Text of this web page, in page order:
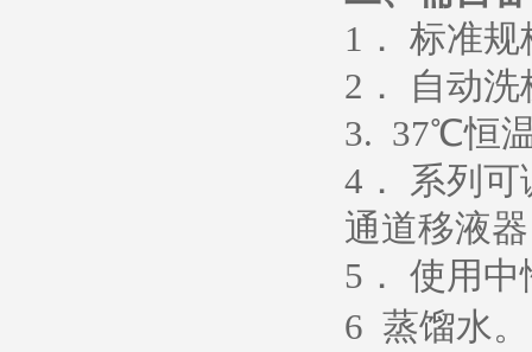
1 ． 标准
2 ． 自动
3. 37℃恒
4 ． 系列
通道移液
5 ． 使用中
6 蒸馏水。